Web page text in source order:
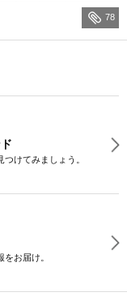
78
けてみましょう。
お届け。